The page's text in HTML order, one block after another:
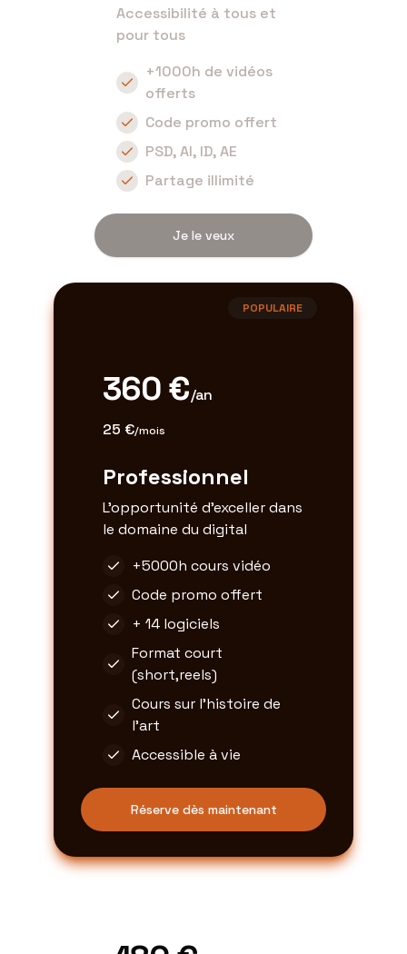
Accessibilité à tous et
pour tous
+1000h de vidéos
offerts
Code promo offert
PSD, AI, ID, AE
Partage illimité
Je le veux
POPULAIRE
360 €/an
25 €/mois
Professionnel
L'opportunité d'exceller dans
le domaine du digital
+5000h cours vidéo
Code promo offert
+ 14 logiciels
Format court
(short,reels)
Cours sur l'histoire de
l'art
Accessible à vie
Réserve dès maintenant